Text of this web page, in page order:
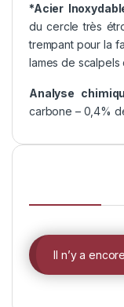
*Acier
du cercle très
trempant pour la
lames de scalpels
Analyse
carbone – 0,4%
Il n’y a